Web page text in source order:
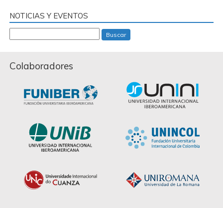
NOTICIAS Y EVENTOS
Buscar
Colaboradores